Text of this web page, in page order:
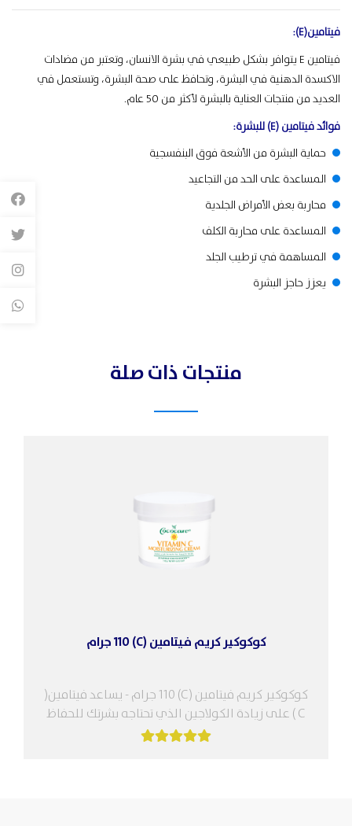
فيتامين(E):
فيتامين E يتوافر بشكل طبيعي في بشرة الانسان، وتعتبر من مضادات
الاكسدة الدهنية في البشرة، وتحافظ على صحة البشرة، وتستعمل في
العديد من منتجات العناية بالبشرة لأكثر من 50 عام.
فوائد فيتامين (E) للبشرة:
حماية البشرة من الأشعة فوق البنفسجية
المساعدة على الحد من التجاعيد
محاربة بعض الأمراض الجلدية
المساعدة على محاربة الكلف
المساهمة في ترطيب الجلد
يعزز حاجز البشرة
منتجات ذات صلة
كوكوكير كريم فيتامين (C) 110 جرام
كوكوكير كريم فيتامين (C) 110 جرام - يساعد فيتامين(
C ) على زيادة الكولاجين الذي تحتاجه بشرتك للحفاظ
على توازن...